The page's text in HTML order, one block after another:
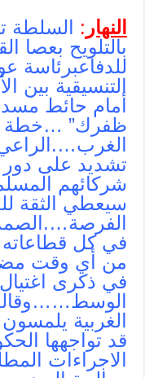
النهار : السلطة
بالتلويح بعصا
للدفاعبرئاسة
التنسيقية بين
أمام حائط
ظفرك” …خطة
تشديد على دور
شركائهم
سيعطي الثقة
في كل قطاعاته
من أي وقت
في ذكرى
الغربية
قد تواجهها
الاجراءات